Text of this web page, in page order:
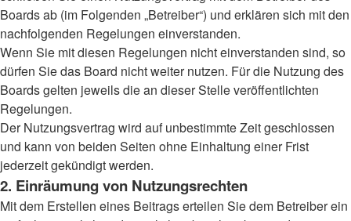
Boards ab (im Folgenden „Betreiber“) und erklären sich mit den
nachfolgenden Regelungen einverstanden.
Wenn Sie mit diesen Regelungen nicht einverstanden sind, so
dürfen Sie das Board nicht weiter nutzen. Für die Nutzung des
Boards gelten jeweils die an dieser Stelle veröffentlichten
Regelungen.
Der Nutzungsvertrag wird auf unbestimmte Zeit geschlossen
und kann von beiden Seiten ohne Einhaltung einer Frist
jederzeit gekündigt werden.
2. Einräumung von Nutzungsrechten
Mit dem Erstellen eines Beitrags erteilen Sie dem Betreiber ein